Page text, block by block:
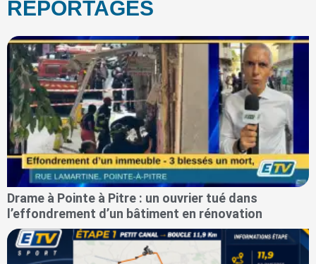
REPORTAGES
Drame à Pointe à Pitre : un ouvrier tué dans
l’effondrement d’un bâtiment en rénovation